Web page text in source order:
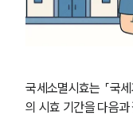
국세소멸시효는 「국
의 시효 기간을 다음